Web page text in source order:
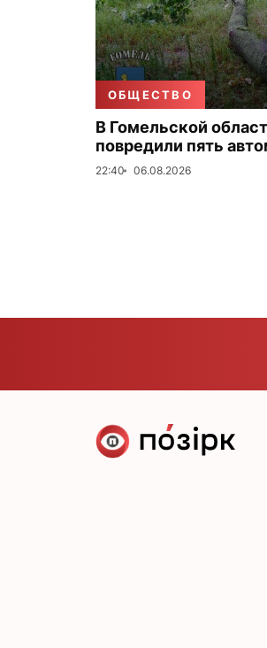
ОБЩЕСТВО
В Гомельской
повредили пять
22:40 06.08.2026